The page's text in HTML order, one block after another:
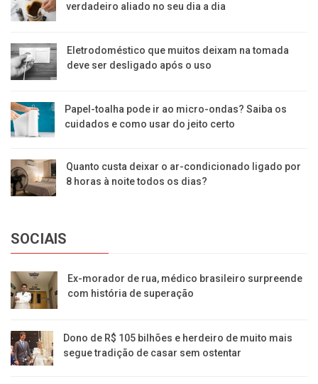
verdadeiro aliado no seu dia a dia
Eletrodoméstico que muitos deixam na tomada
deve ser desligado após o uso
Papel-toalha pode ir ao micro-ondas? Saiba os
cuidados e como usar do jeito certo
Quanto custa deixar o ar-condicionado ligado por
8 horas à noite todos os dias?
SOCIAIS
Ex-morador de rua, médico brasileiro surpreende
com história de superação
Dono de R$ 105 bilhões e herdeiro de muito mais
segue tradição de casar sem ostentar